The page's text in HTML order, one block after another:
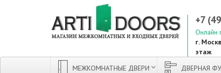
+7
Онлайн
г.
этаж
МЕЖКОМНАТНЫЕ ДВЕРИ ДВЕРНАЯ